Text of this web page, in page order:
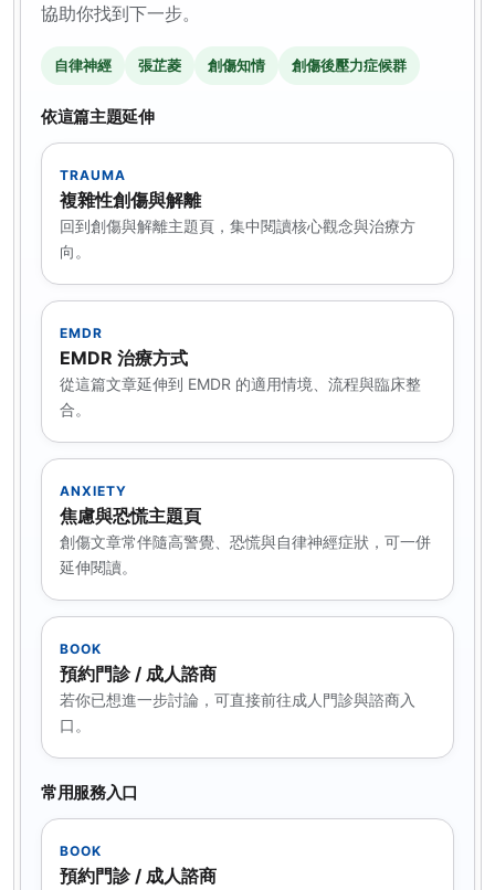
協助你找到下一步。
自律神經 張芷菱 創傷知情 創傷後壓力症候群
依這篇主題延伸
TRAUMA
複雜性創傷與解離
回到創傷與解離主題頁，集中閱讀核心觀念與治療方
向。
EMDR
EMDR 治療方式
從這篇文章延伸到 EMDR 的適用情境、流程與臨床整
合。
ANXIETY
焦慮與恐慌主題頁
創傷文章常伴隨高警覺、恐慌與自律神經症狀，可一併
延伸閱讀。
BOOK
預約門診 / 成人諮商
若你已想進一步討論，可直接前往成人門診與諮商入
口。
常用服務入口
BOOK
預約門診 / 成人諮商